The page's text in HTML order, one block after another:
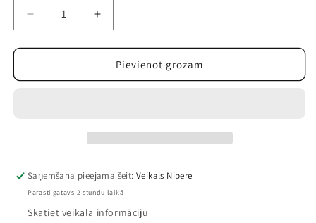
Samazināt
daudzumu
precei
soma
Palielināt
daudzumu
precei
Sporta
soma
Pievienot grozam
Saņemšana pieejama šeit:Veikals Nipere
Parasti gatavs 2 stundu laikā
Skatiet veikala informāciju